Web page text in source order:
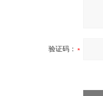
验证码：